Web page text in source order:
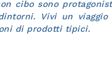
cibo sono
Vivi un
di prodotti tipici.